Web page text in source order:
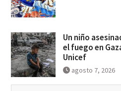
Un niño
el fuego en
Unicef
agosto 7, 2026